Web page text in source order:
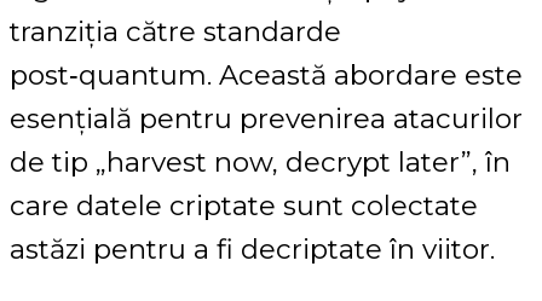
tranziția către standarde
post‑quantum. Această abordare este
esențială pentru prevenirea atacurilor
de tip „harvest now, decrypt later”, în
care datele criptate sunt colectate
astăzi pentru a fi decriptate în viitor.